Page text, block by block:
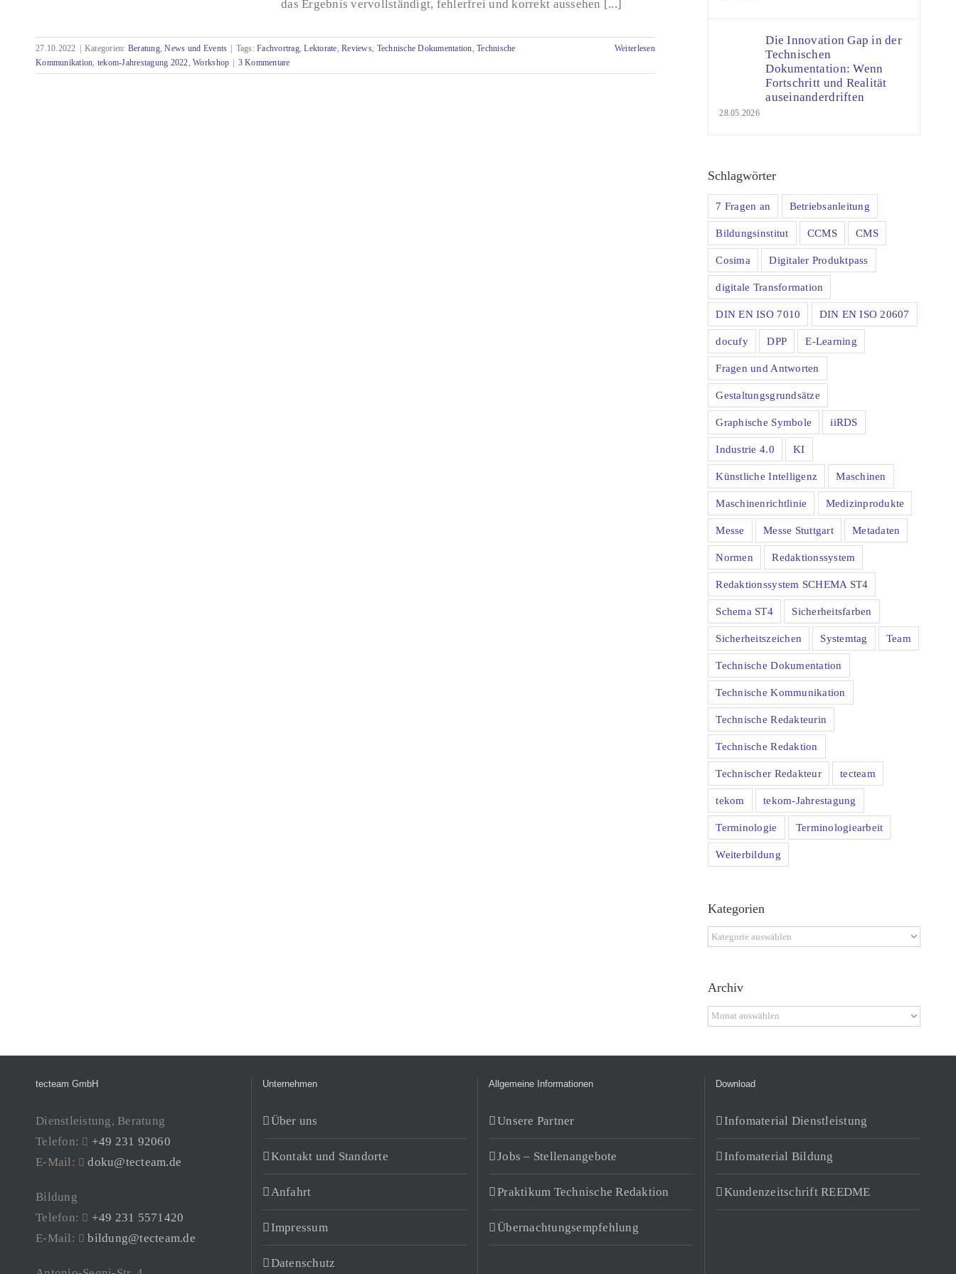
Kommunikation
das Ergebnis vervollständigt, fehlerfrei und korrekt aussehen [...]
27.10.2022 Kategorien: Beratung,News und Events Tags:Fachvortrag,Lektorate,Reviews, Technische Dokumentation,Technische
Kommunikation, tekom-Jahrestagung 2022,Workshop 3 Kommentare
Weiterlesen
Die Innovation Gap in der
Technischen
Dokumentation: Wenn
Fortschritt und Realität
auseinanderdriften
28.05.2026
Schlagwörter
7 Fragen an Betriebsanleitung
Bildungsinstitut CCMS CMS
Cosima Digitaler Produktpass
digitale Transformation
DIN EN ISO 7010 DIN EN ISO 20607
docufy DPP E-Learning
Fragen und Antworten
Gestaltungsgrundsätze
Graphische Symbole iiRDS
Industrie 4.0 KI
Künstliche Intelligenz Maschinen
Maschinenrichtlinie Medizinprodukte
Messe Messe Stuttgart Metadaten
Normen Redaktionssystem
Redaktionssystem SCHEMA ST4
Schema ST4 Sicherheitsfarben
Sicherheitszeichen Systemtag Team
Technische Dokumentation
Technische Kommunikation
Technische Redakteurin
Technische Redaktion
Technischer Redakteur tecteam
tekom tekom-Jahrestagung
Terminologie Terminologiearbeit
Weiterbildung
Kategorien
Kategorien
Archiv
Archiv
tecteam GmbH
Dienstleistung, Beratung
Telefon:
+49 231 92060
E-Mail:
doku@tecteam.de
Bildung
Telefon:
+49 231 5571420
E-Mail:
bildung@tecteam.de
Unternehmen
Über uns
Kontakt und Standorte
Anfahrt
Impressum
Datenschutz
Allgemeine Informationen
Unsere Partner
Jobs – Stellenangebote
Praktikum Technische Redaktion
Übernachtungsempfehlung
Download
Infomaterial Dienstleistung
Infomaterial Bildung
Kundenzeitschrift REEDME